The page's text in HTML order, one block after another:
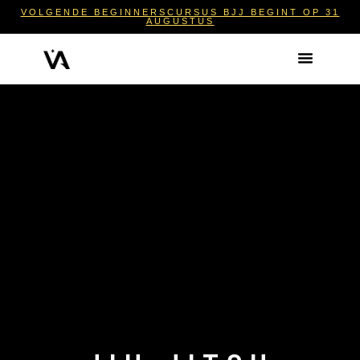
VOLGENDE BEGINNERSCURSUS BJJ BEGINT OP 31
AUGUSTUS